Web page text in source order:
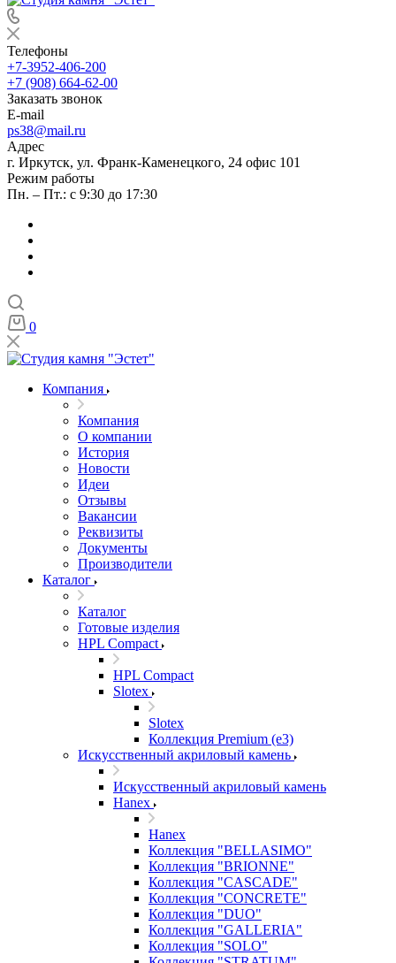
Телефоны
+7-3952-406-200
+7 (908) 664-62-00
Заказать звонок
E-mail
ps38@mail.ru
Адрес
г. Иркутск, ул. Франк-Каменецкого, 24 офис 101
Режим работы
Пн. – Пт.: с 9:30 до 17:30
0
Компания
Компания
О компании
История
Новости
Идеи
Отзывы
Вакансии
Реквизиты
Документы
Производители
Каталог
Каталог
Готовые изделия
HPL Compact
HPL Compact
Slotex
Slotex
Коллекция Premium (e3)
Искусственный акриловый камень
Искусственный акриловый камень
Hanex
Hanex
Коллекция "BELLASIMO"
Коллекция "BRIONNE"
Коллекция "CASCADE"
Коллекция "CONCRETE"
Коллекция "DUO"
Коллекция "GALLERIA"
Коллекция "SOLO"